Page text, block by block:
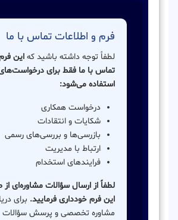
فرم و اطلاعات تماس با ما
لطفاً توجه داشته باشید که این
تماس با ما فقط برای
استفاده می‌شود:
درخواست همکاری
شکایات و انتقادات
بازرسی‌ها و بررسی‌های رسمی
ارتباط با مدیریت
فرایندهای استخدام
لطفاً از ارسال سؤالات مشاوره‌ای از
این فرم خودداری فرمایید. برای
مشاوره تخصصی و پرسش سؤالات